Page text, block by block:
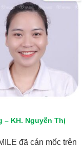
KH. Nguyễn Thị
đã cán mốc trên